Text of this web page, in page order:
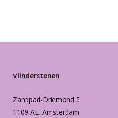
Vlinderstenen
Zandpad-Driemond 5
1109 AE, Amsterdam